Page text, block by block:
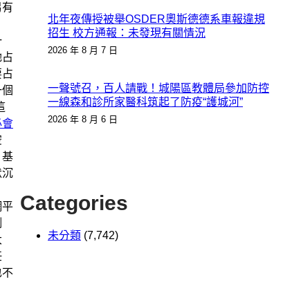
會
基
沉
不
北年夜傳授被舉OSDER奧斯德德系車報違規
招生 校方通報：未發現有關情況
2026 年 8 月 7 日
一聲號召，百人請戰！城陽區教體局參加防控
一線森和診所家醫科筑起了防疫“護城河”
2026 年 8 月 6 日
Categories
未分類 (7,742)